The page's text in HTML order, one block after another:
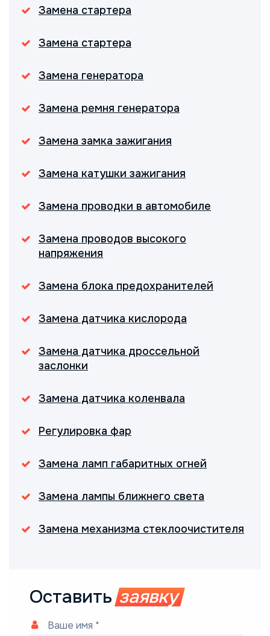
Замена стартера
Замена стартера
Замена генератора
Замена ремня генератора
Замена замка зажигания
Замена катушки зажигания
Замена проводки в автомобиле
Замена проводов высокого
напряжения
Замена блока предохранителей
Замена датчика кислорода
Замена датчика дроссельной
заслонки
Замена датчика коленвала
Регулировка фар
Замена ламп габаритных огней
Замена лампы ближнего света
Замена механизма стеклоочистителя
Оставить заявку